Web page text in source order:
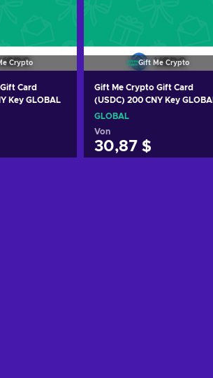
Crypto
Card
Key GLOBAL
Gift Me Crypto
Gift Me Crypto Gift Card
(USDC) 200 CNY Key
GLOBAL
Von
30,87 $